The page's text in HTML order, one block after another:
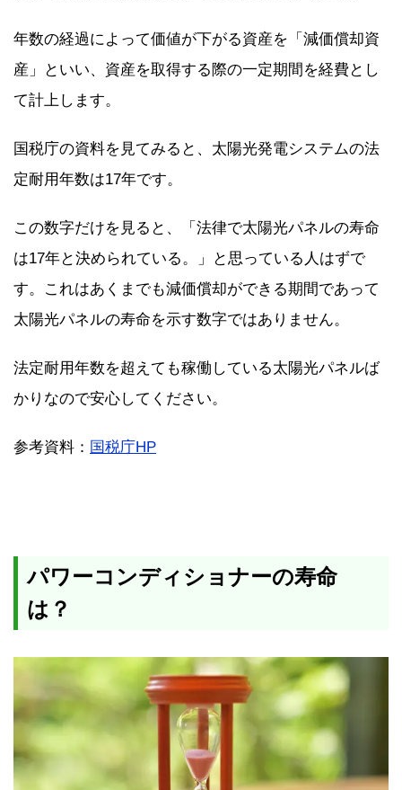
年数の経過によって価値が下がる資産を「減価償却資
産」といい、資産を取得する際の一定期間を経費とし
て計上します。
国税庁の資料を見てみると、太陽光発電システムの法
定耐用年数は17年です。
この数字だけを見ると、「法律で太陽光パネルの寿命
は17年と決められている。」と思っている人はずで
す。これはあくまでも減価償却ができる期間であって
太陽光パネルの寿命を示す数字ではありません。
法定耐用年数を超えても稼働している太陽光パネルば
かりなので安心してください。
参考資料： 国税庁HP
パワーコンディショナーの寿命
は？